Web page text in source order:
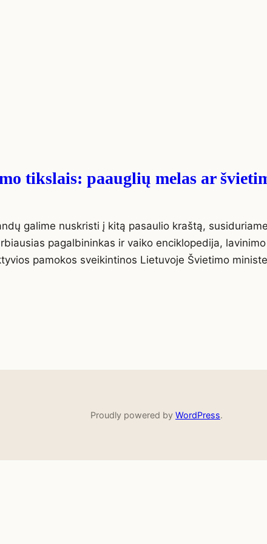
tikslais: paauglių melas ar
galime nuskristi į kitą pasaulio kraštą,
pagalbininkas ir vaiko enciklopedija,
pamokos sveikintinos Lietuvoje Švietimo
Proudly powered by WordPress.